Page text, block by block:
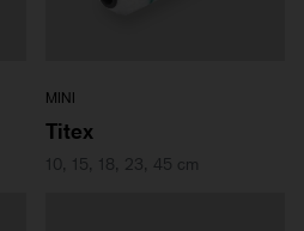
MINI
Titex
10, 15, 18, 23, 45 cm